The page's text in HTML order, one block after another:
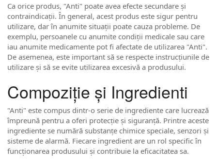
Ca orice produs, "Anti" poate avea efecte secundare și
contraindicații. În general, acest produs este sigur pentru
utilizare, dar în anumite situații poate cauza probleme. De
exemplu, persoanele cu anumite condiții medicale sau care
iau anumite medicamente pot fi afectate de utilizarea "Anti".
De asemenea, este important să se respecte instrucțiunile de
utilizare și să se evite utilizarea excesivă a produsului.
Compoziție și Ingredienti
"Anti" este compus dintr-o serie de ingrediente care lucrează
împreună pentru a oferi protecție și siguranță. Printre aceste
ingrediente se numără substanțe chimice speciale, senzori și
sisteme de alarmă. Fiecare ingredient are un rol specific în
funcționarea produsului și contribuie la eficacitatea sa.